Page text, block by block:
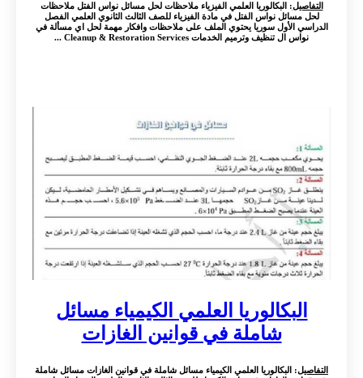
التفاصيل: البكالوريا العلمي الفيزياء ملاحظات لحل مسائل نواس الفتل ملاحظات
لحل مسائل نواس الفتل في مادة الفيزياء للصف الثالث الثانوي العلمي الفصل
الدراسي الأول سوريا يحتوي الملف على ملاحظات وافكار مهمة لحل اي مسألة في
نواس ال تنظيف وترميم الخدمات Cleanup & Restoration Services ...
البكالوريا العلمي الكيمياء مسائل
شاملة في قوانين الغازات
التفاصيل: البكالوريا العلمي الكيمياء مسائل شاملة في قوانين الغازات مسائل شاملة